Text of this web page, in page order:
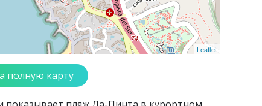
Leaflet
полную карту